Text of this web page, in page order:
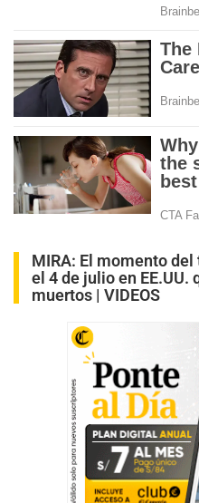
MIRA: El momento
el 4 de julio en EE.UU.
muertos | VIDEOS